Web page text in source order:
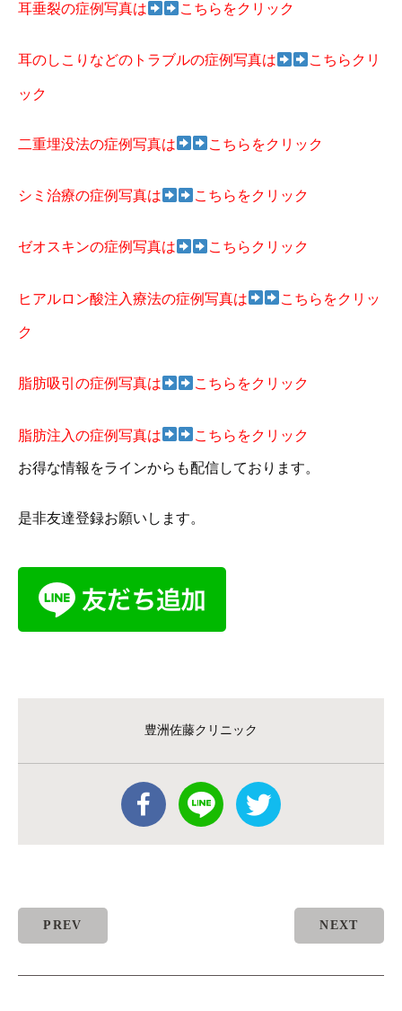
耳垂裂の症例写真は こちらをクリック
耳のしこりなどのトラブルの症例写真は こちらクリ
ック
二重埋没法の症例写真は こちらをクリック
シミ治療の症例写真は こちらをクリック
ゼオスキンの症例写真は こちらクリック
ヒアルロン酸注入療法の症例写真は こちらをクリッ
ク
脂肪吸引の症例写真は こちらをクリック
脂肪注入の症例写真は こちらをクリック
お得な情報をラインからも配信しております。
是非友達登録お願いします。
豊洲佐藤クリニック
PREV NEXT